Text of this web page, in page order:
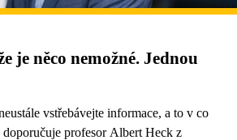
je něco nemožné. Jednou
vstřebávejte informace, a to v co
doporučuje profesor Albert Heck z